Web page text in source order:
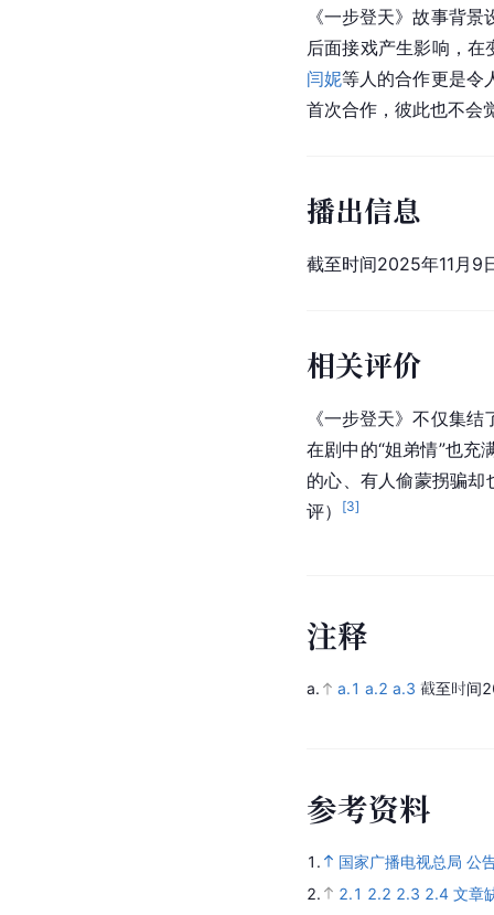
《一步登天》故事背
后面接戏产生影响，在
闫妮等人的合作更是令
首次合作，彼此也不会
播出信息
截至时间2025年11月9
相关评价
《一步登天》不仅集
在剧中的“姐弟情”也充
的心、有人偷蒙拐骗
评）
[3]
注释
a. a.1 a.2 a.3 截至时间
参考资料
1.
国家广播电视总局 公
2.
2.1 2.2 2.3 2.4 文章